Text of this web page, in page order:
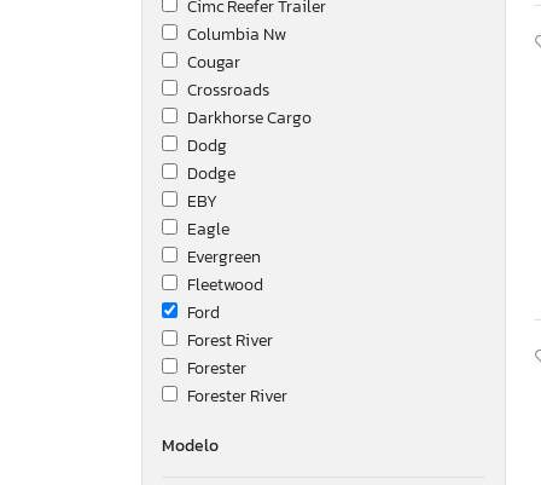
Cimc Reefer Trailer
Columbia Nw
Cougar
Crossroads
Darkhorse Cargo
Dodg
Dodge
EBY
Eagle
Evergreen
Fleetwood
Ford
Forest River
Forester
Forester River
Freightliner
Modelo